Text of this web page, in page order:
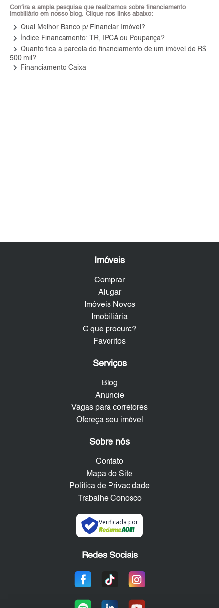
Confira a ampla pesquisa que realizamos sobre financiamento
imobiliário em nosso blog. Clique nos links abaixo:
keyboard_arrow_right Qual Melhor Banco p/ Financiar Imóvel?
keyboard_arrow_right Índice Financamento: TR, IPCA ou Poupança?
keyboard_arrow_right Quanto fica a parcela do financiamento de um imóvel de R$
500 mil?
keyboard_arrow_right Financiamento Caixa
Imóveis
Comprar
Alugar
Imóveis Novos
Imobiliária
O que procura?
Favoritos
Serviços
Blog
Anuncie
Vagas para corretores
Ofereça seu imóvel
Sobre nós
Contato
Mapa do Site
Política de Privacidade
Trabalhe Conosco
Verificada por
Redes Sociais